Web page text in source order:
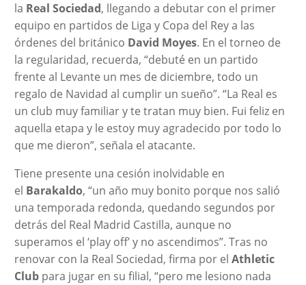
la Real Sociedad, llegando a debutar con el primer
equipo en partidos de Liga y Copa del Rey a las
órdenes del británico David Moyes. En el torneo de
la regularidad, recuerda, “debuté en un partido
frente al Levante un mes de diciembre, todo un
regalo de Navidad al cumplir un sueño”. “La Real es
un club muy familiar y te tratan muy bien. Fui feliz en
aquella etapa y le estoy muy agradecido por todo lo
que me dieron”, señala el atacante.
Tiene presente una cesión inolvidable en
el Barakaldo, “un año muy bonito porque nos salió
una temporada redonda, quedando segundos por
detrás del Real Madrid Castilla, aunque no
superamos el ‘play off’ y no ascendimos”. Tras no
renovar con la Real Sociedad, firma por el Athletic
Club para jugar en su filial, “pero me lesiono nada